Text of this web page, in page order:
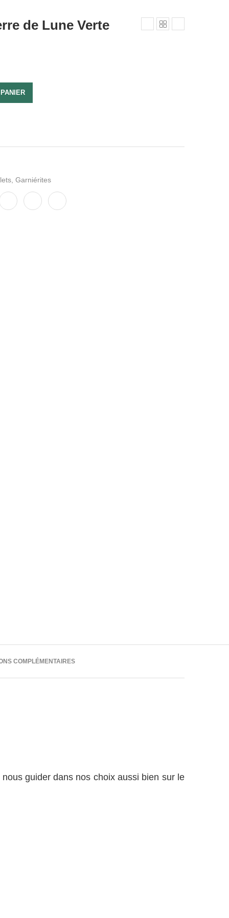
de Lune Verte
, Garniérites
COMPLÉMENTAIRES
guider dans nos choix aussi bien sur le